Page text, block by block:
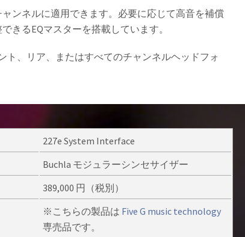
ンネルに適用できます。必要に応じて高音を補償
きるEQマスターを搭載しています。
ト、リア、またはすべてのチャンネルヘッドフォ
227e System Interface
Buchla モジュラーシンセサイザー
389,000 円（税別）
※こちらの製品は Five G music technology
専売品です。